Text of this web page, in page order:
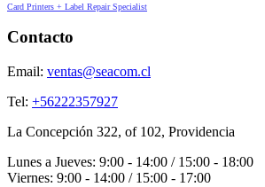
Card Printers + Label Repair Specialist
Contacto
Email: ventas@seacom.cl
Tel: +56222357927
La Concepción 322, of 102, Providencia
Lunes a Jueves: 9:00 - 14:00 / 15:00 - 18:00
Viernes: 9:00 - 14:00 / 15:00 - 17:00